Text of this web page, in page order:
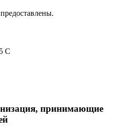
C
принимающие